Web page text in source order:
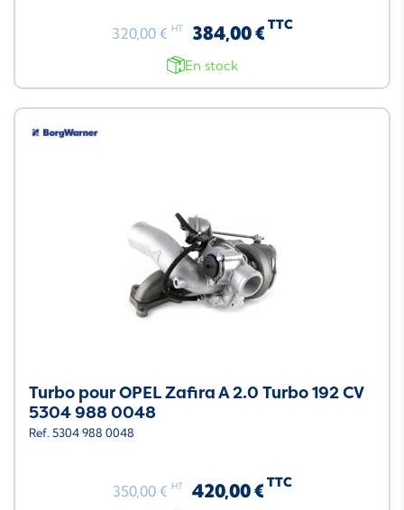
320,00 € HT 384,00 € TTC
En stock
Turbo pour OPEL Zafira A 2.0 Turbo 192 CV
5304 988 0048
Ref. 5304 988 0048
350,00 € HT 420,00 € TTC